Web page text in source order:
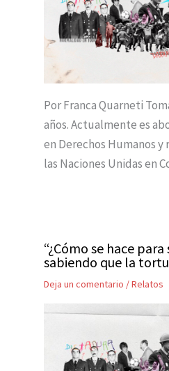
Por Franca Quarneti
años. Actualmente es
en Derechos Humanos
las Naciones Unidas en
“¿Cómo se hace
sabiendo que la
Deja un comentario /Relatos